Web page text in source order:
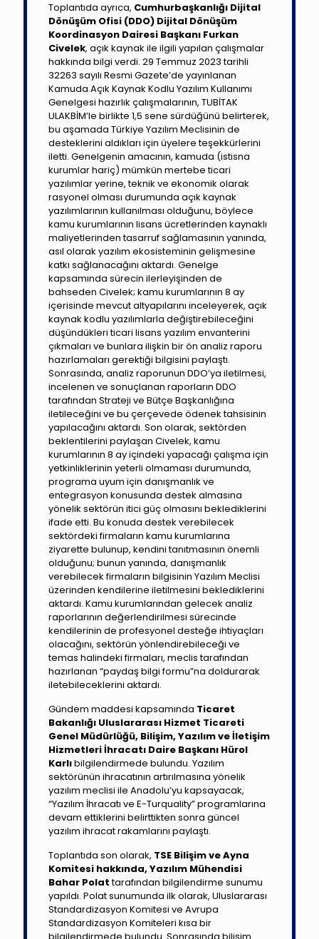
Toplantıda ayrıca, Cumhurbaşkanlığı Dijital
Dönüşüm Ofisi (DDO) Dijital Dönüşüm
Koordinasyon Dairesi Başkanı Furkan
Civelek, açık kaynak ile ilgili yapılan çalışmalar
hakkında bilgi verdi. 29 Temmuz 2023 tarihli
32263 sayılı Resmi Gazete’de yayınlanan
Kamuda Açık Kaynak Kodlu Yazılım Kullanımı
Genelgesi hazırlık çalışmalarının, TUBİTAK
ULAKBİM’le birlikte 1,5 sene sürdüğünü belirterek,
bu aşamada Türkiye Yazılım Meclisinin de
desteklerini aldıkları için üyelere teşekkürlerini
iletti. Genelgenin amacının, kamuda (istisna
kurumlar hariç) mümkün mertebe ticari
yazılımlar yerine, teknik ve ekonomik olarak
rasyonel olması durumunda açık kaynak
yazılımlarının kullanılması olduğunu, böylece
kamu kurumlarının lisans ücretlerinden kaynaklı
maliyetlerinden tasarruf sağlamasının yanında,
asıl olarak yazılım ekosisteminin gelişmesine
katkı sağlanacağını aktardı. Genelge
kapsamında sürecin ilerleyişinden de
bahseden Civelek; kamu kurumlarının 8 ay
içerisinde mevcut altyapılarını inceleyerek, açık
kaynak kodlu yazılımlarla değiştirebileceğini
düşündükleri ticari lisans yazılım envanterini
çıkmaları ve bunlara ilişkin bir ön analiz raporu
hazırlamaları gerektiği bilgisini paylaştı.
Sonrasında, analiz raporunun DDO’ya iletilmesi,
incelenen ve sonuçlanan raporların DDO
tarafından Strateji ve Bütçe Başkanlığına
iletileceğini ve bu çerçevede ödenek tahsisinin
yapılacağını aktardı. Son olarak, sektörden
beklentilerini paylaşan Civelek, kamu
kurumlarının 8 ay içindeki yapacağı çalışma için
yetkinliklerinin yeterli olmaması durumunda,
programa uyum için danışmanlık ve
entegrasyon konusunda destek almasına
yönelik sektörün itici güç olmasını beklediklerini
ifade etti. Bu konuda destek verebilecek
sektördeki firmaların kamu kurumlarına
ziyarette bulunup, kendini tanıtmasının önemli
olduğunu; bunun yanında, danışmanlık
verebilecek firmaların bilgisinin Yazılım Meclisi
üzerinden kendilerine iletilmesini beklediklerini
aktardı. Kamu kurumlarından gelecek analiz
raporlarının değerlendirilmesi sürecinde
kendilerinin de profesyonel desteğe ihtiyaçları
olacağını, sektörün yönlendirebileceği ve
temas halindeki firmaları, meclis tarafından
hazırlanan “paydaş bilgi formu”na doldurarak
iletebileceklerini aktardı.
Gündem maddesi kapsamında Ticaret
Bakanlığı Uluslararası Hizmet Ticareti
Genel Müdürlüğü, Bilişim, Yazılım ve İletişim
Hizmetleri İhracatı Daire Başkanı Hürol
Karlıbilgilendirmede bulundu. Yazılım
sektörünün ihracatının artırılmasına yönelik
yazılım meclisi ile Anadolu’yu kapsayacak,
“Yazılım İhracatı ve E-Turquality” programlarına
devam ettiklerini belirttikten sonra güncel
yazılım ihracat rakamlarını paylaştı.
Toplantıda son olarak, TSE Bilişim ve Ayna
Komitesi hakkında, Yazılım Mühendisi
Bahar Polattarafından bilgilendirme sunumu
yapıldı. Polat sunumunda ilk olarak, Uluslararası
Standardizasyon Komitesi ve Avrupa
Standardizasyon Komiteleri kısa bir